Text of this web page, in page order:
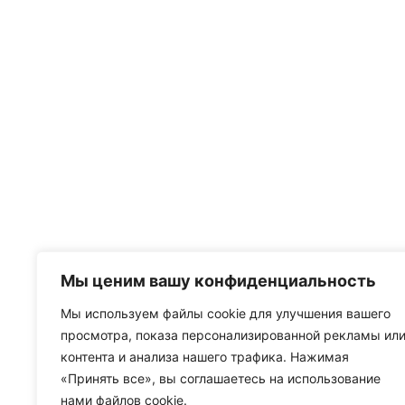
Мы ценим вашу конфиденциальность
Мы используем файлы cookie для улучшения вашего
просмотра, показа персонализированной рекламы или
контента и анализа нашего трафика. Нажимая
«Принять все», вы соглашаетесь на использование
нами файлов cookie.